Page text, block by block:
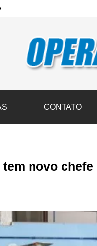
civil transportam 3,6 mil
CONTATO
novo chefe